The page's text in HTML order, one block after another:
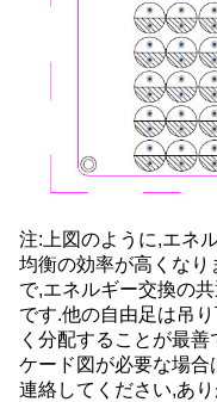
注:上図のように,エネ
均衡の効率が高くなり
で,エネルギー交換の
です.他の自由足は吊
く分配することが最
ケード図が必要な場合
連絡してください,あ